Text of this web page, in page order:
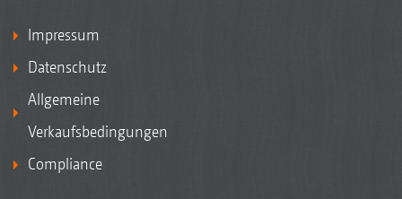
Impressum
Datenschutz
Allgemeine
Verkaufsbedingungen
Compliance